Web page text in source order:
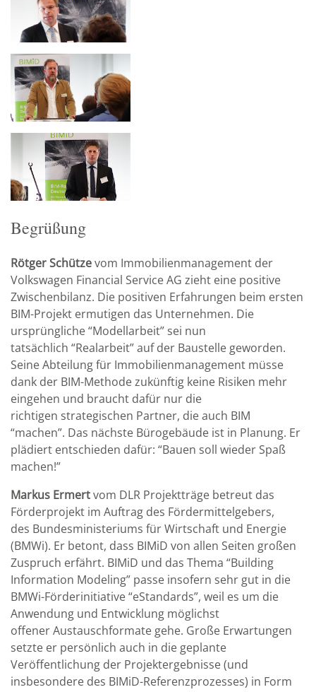
Begrüßung
Rötger Schützevom Immobilienmanagement der
Volkswagen Financial Service AG zieht eine positive
Zwischenbilanz. Die positiven Erfahrungen beim ersten
BIM-Projekt ermutigen das Unternehmen. Die
ursprüngliche “Modellarbeit” sei nun
tatsächlich “Realarbeit” auf der Baustelle geworden.
Seine Abteilung für Immobilienmanagement müsse
dank der BIM-Methode zukünftig keine Risiken mehr
eingehen und braucht dafür nur die
richtigen strategischen Partner, die auch BIM
“machen”. Das nächste Bürogebäude ist in Planung. Er
plädiert entschieden dafür: “Bauen soll wieder Spaß
machen!”
Markus Ermertvom DLR Projektträge betreut das
Förderprojekt im Auftrag des Fördermittelgebers,
des Bundesministeriums für Wirtschaft und Energie
(BMWi). Er betont, dass BIMiD von allen Seiten großen
Zuspruch erfährt. BIMiD und das Thema “Building
Information Modeling” passe insofern sehr gut in die
BMWi-Förderinitiative “eStandards”, weil es um die
Anwendung und Entwicklung möglichst
offener Austauschformate gehe. Große Erwartungen
setzte er persönlich auch in die geplante
Veröffentlichung der Projektergebnisse (und
insbesondere des BIMiD-Referenzprozesses) in Form